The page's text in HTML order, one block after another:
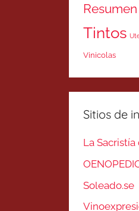
Tintos
Vinicolas
Sitios de
La
Soleado.se